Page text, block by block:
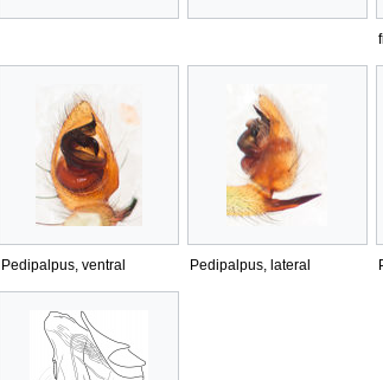
Pedipalpus, ventral Pedipalpus, lateral